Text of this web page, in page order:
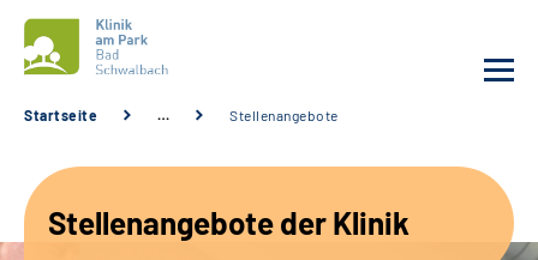
Unsere Angebote
Startseite … Stellenangebote
Stellenangebote der Klinik